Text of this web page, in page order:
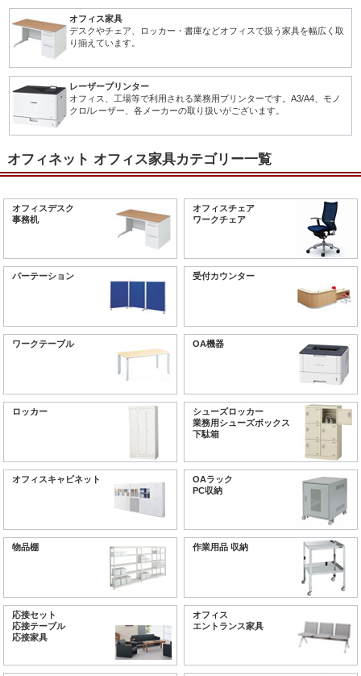
オフィス家具
デスクやチェア、ロッカー・書庫などオフィスで扱う家具を幅広く取
り揃えています。
レーザープリンター
オフィス、工場等で利用される業務用プリンターです。A3/A4、モノ
クロ/レーザー、各メーカーの取り扱いがございます。
オフィネット オフィス家具カテゴリー一覧
オフィスデスク
事務机
オフィスチェア
ワークチェア
パーテーション 受付カウンター
ワークテーブル OA機器
ロッカー
シューズロッカー
業務用シューズボックス
下駄箱
オフィスキャビネット
OAラック
PC収納
物品棚 作業用品 収納
応接セット
応接テーブル
応接家具
オフィス
エントランス家具